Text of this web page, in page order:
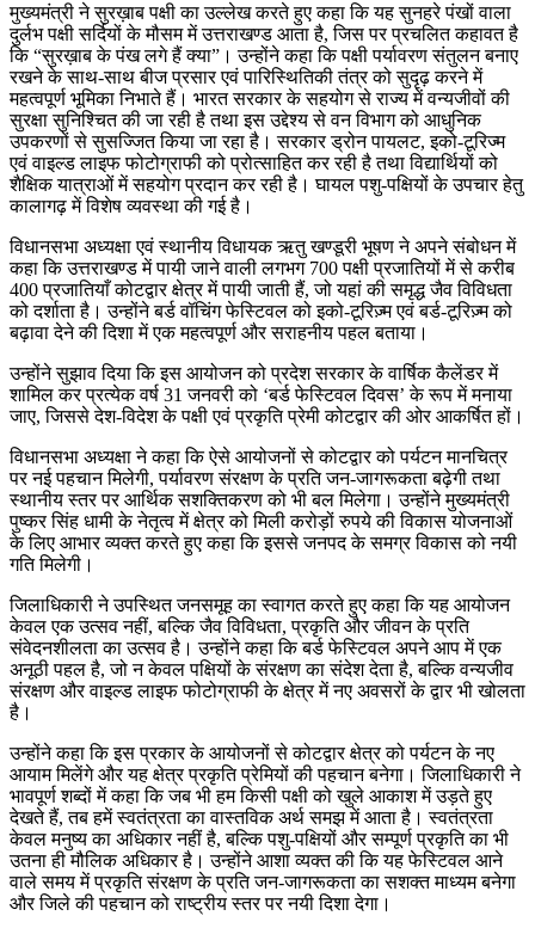
मुख्यमंत्री ने सुरख़ाब पक्षी का उल्लेख करते हुए कहा कि यह सुनहरे पंखों वाला
दुर्लभ पक्षी सर्दियों के मौसम में उत्तराखण्ड आता है, जिस पर प्रचलित कहावत है
कि “सुरख़ाब के पंख लगे हैं क्या”। उन्होंने कहा कि पक्षी पर्यावरण संतुलन बनाए
रखने के साथ-साथ बीज प्रसार एवं पारिस्थितिकी तंत्र को सुदृढ़ करने में
महत्वपूर्ण भूमिका निभाते हैं। भारत सरकार के सहयोग से राज्य में वन्यजीवों की
सुरक्षा सुनिश्चित की जा रही है तथा इस उद्देश्य से वन विभाग को आधुनिक
उपकरणों से सुसज्जित किया जा रहा है। सरकार ड्रोन पायलट, इको-टूरिज्म
एवं वाइल्ड लाइफ फोटोग्राफी को प्रोत्साहित कर रही है तथा विद्यार्थियों को
शैक्षिक यात्राओं में सहयोग प्रदान कर रही है। घायल पशु-पक्षियों के उपचार हेतु
कालागढ़ में विशेष व्यवस्था की गई है।
विधानसभा अध्यक्षा एवं स्थानीय विधायक ऋतु खण्डूरी भूषण ने अपने संबोधन में
कहा कि उत्तराखण्ड में पायी जाने वाली लगभग 700 पक्षी प्रजातियों में से करीब
400 प्रजातियाँ कोटद्वार क्षेत्र में पायी जाती हैं, जो यहां की समृद्ध जैव विविधता
को दर्शाता है। उन्होंने बर्ड वॉचिंग फेस्टिवल को इको-टूरिज़्म एवं बर्ड-टूरिज़्म को
बढ़ावा देने की दिशा में एक महत्वपूर्ण और सराहनीय पहल बताया।
उन्होंने सुझाव दिया कि इस आयोजन को प्रदेश सरकार के वार्षिक कैलेंडर में
शामिल कर प्रत्येक वर्ष 31 जनवरी को ‘बर्ड फेस्टिवल दिवस’ के रूप में मनाया
जाए, जिससे देश-विदेश के पक्षी एवं प्रकृति प्रेमी कोटद्वार की ओर आकर्षित हों।
विधानसभा अध्यक्षा ने कहा कि ऐसे आयोजनों से कोटद्वार को पर्यटन मानचित्र
पर नई पहचान मिलेगी, पर्यावरण संरक्षण के प्रति जन-जागरूकता बढ़ेगी तथा
स्थानीय स्तर पर आर्थिक सशक्तिकरण को भी बल मिलेगा। उन्होंने मुख्यमंत्री
पुष्कर सिंह धामी के नेतृत्व में क्षेत्र को मिली करोड़ों रुपये की विकास योजनाओं
के लिए आभार व्यक्त करते हुए कहा कि इससे जनपद के समग्र विकास को नयी
गति मिलेगी।
जिलाधिकारी ने उपस्थित जनसमूह का स्वागत करते हुए कहा कि यह आयोजन
केवल एक उत्सव नहीं, बल्कि जैव विविधता, प्रकृति और जीवन के प्रति
संवेदनशीलता का उत्सव है। उन्होंने कहा कि बर्ड फेस्टिवल अपने आप में एक
अनूठी पहल है, जो न केवल पक्षियों के संरक्षण का संदेश देता है, बल्कि वन्यजीव
संरक्षण और वाइल्ड लाइफ फोटोग्राफी के क्षेत्र में नए अवसरों के द्वार भी खोलता
है।
उन्होंने कहा कि इस प्रकार के आयोजनों से कोटद्वार क्षेत्र को पर्यटन के नए
आयाम मिलेंगे और यह क्षेत्र प्रकृति प्रेमियों की पहचान बनेगा। जिलाधिकारी ने
भावपूर्ण शब्दों में कहा कि जब भी हम किसी पक्षी को खुले आकाश में उड़ते हुए
देखते हैं, तब हमें स्वतंत्रता का वास्तविक अर्थ समझ में आता है। स्वतंत्रता
केवल मनुष्य का अधिकार नहीं है, बल्कि पशु-पक्षियों और सम्पूर्ण प्रकृति का भी
उतना ही मौलिक अधिकार है। उन्होंने आशा व्यक्त की कि यह फेस्टिवल आने
वाले समय में प्रकृति संरक्षण के प्रति जन-जागरूकता का सशक्त माध्यम बनेगा
और जिले की पहचान को राष्ट्रीय स्तर पर नयी दिशा देगा।